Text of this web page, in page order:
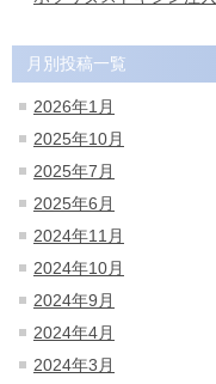
月別投稿一覧
2026年1月
2025年10月
2025年7月
2025年6月
2024年11月
2024年10月
2024年9月
2024年4月
2024年3月